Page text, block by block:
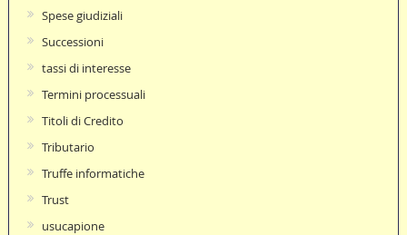
Spese giudiziali
Successioni
tassi di interesse
Termini processuali
Titoli di Credito
Tributario
Truffe informatiche
Trust
usucapione